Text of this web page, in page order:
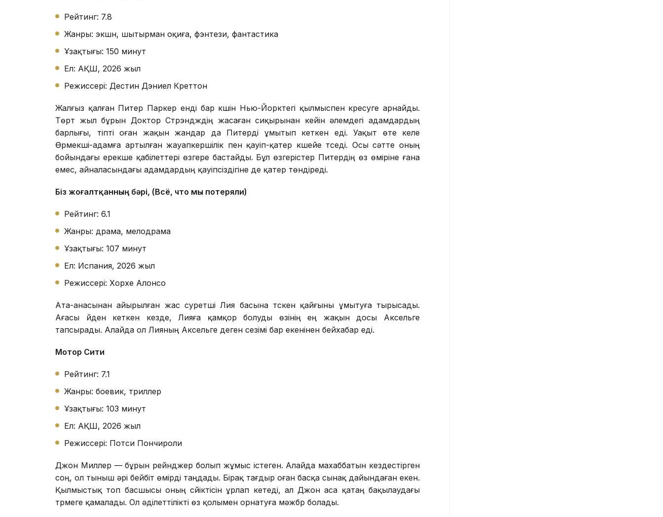
Рейтинг: 7.8
Жанры: экшн, шытырман оқиға, фэнтези, фантастика
Ұзақтығы: 150 минут
Ел: АҚШ, 2026 жыл
Режиссері: Дестин Дэниел Креттон
Жалғыз қалған Питер Паркер енді бар күшін Нью-Йорктегі қылмыспен күресуге арнайды.
Төрт жыл бұрын Доктор Стрэндждің жасаған сиқырынан кейін әлемдегі адамдардың
барлығы, тіпті оған жақын жандар да Питерді ұмытып кеткен еді. Уақыт өте келе
Өрмекші-адамға артылған жауапкершілік пен қауіп-қатер күшейе түседі. Осы сәтте оның
бойындағы ерекше қабілеттері өзгере бастайды. Бұл өзгерістер Питердің өз өміріне ғана
емес, айналасындағы адамдардың қауіпсіздігіне де қатер төндіреді.
Біз жоғалтқанның бәрі, (Всё, что мы потеряли)
Рейтинг: 6.1
Жанры: драма, мелодрама
Ұзақтығы: 107 минут
Ел: Испания, 2026 жыл
Режиссері: Хорхе Алонсо
Ата-анасынан айырылған жас суретші Лия басына түскен қайғыны ұмытуға тырысады.
Ағасы үйден кеткен кезде, Лияға қамқор болуды өзінің ең жақын досы Аксельге
тапсырады. Алайда ол Лияның Аксельге деген сезімі бар екенінен бейхабар еді.
Мотор Сити
Рейтинг: 7.1
Жанры: боевик, триллер
Ұзақтығы: 103 минут
Ел: АҚШ, 2026 жыл
Режиссері: Потси Пончироли
Джон Миллер — бұрын рейнджер болып жұмыс істеген. Алайда махаббатын кездестірген
соң, ол тыныш әрі бейбіт өмірді таңдады. Бірақ тағдыр оған басқа сынақ дайындаған екен.
Қылмыстық топ басшысы оның сүйіктісін ұрлап кетеді, ал Джон аса қатаң бақылаудағы
түрмеге қамалады. Ол әділеттілікті өз қолымен орнатуға мәжбүр болады.